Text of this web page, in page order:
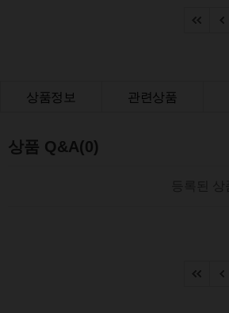
상품정보 관련상품
상품 Q&A(0)